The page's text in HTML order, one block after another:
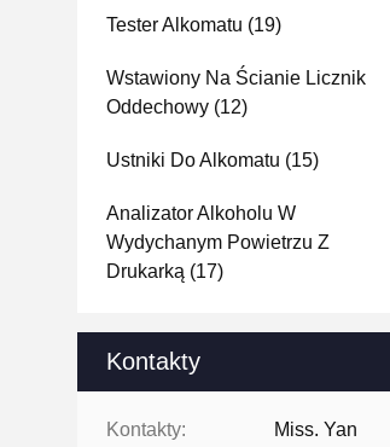
Tester Alkomatu (19)
Wstawiony Na Ścianie Licznik
Oddechowy (12)
Ustniki Do Alkomatu (15)
Analizator Alkoholu W
Wydychanym Powietrzu Z
Drukarką (17)
Kontakty
Kontakty: Miss. Yan